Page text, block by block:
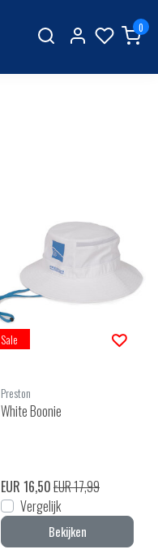
0
Sale
Preston
White Boonie
EUR 16,50EUR 17,99
Vergelijk
Bekijken